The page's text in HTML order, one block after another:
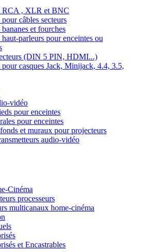
RCA , XLR et BNC
câbles secteurs
et fourches
parleurs pour enceintes ou
(DIN 5 PIN, HDMI...)
pour casques Jack, Minijack, 4.4, 3.5,
vidéo
pour enceintes
pour enceintes
et muraux pour projecteurs
audio-vidéo
Cinéma
processeurs
multicanaux home-cinéma
et Encastrables